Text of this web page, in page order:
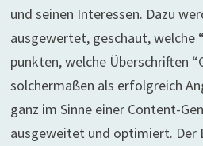
und seinen Interessen. Dazu
ausgewertet, geschaut, welche
punkten, welche Überschriften
solchermaßen als erfolgreich
ganz im Sinne einer Content-
ausgeweitet und optimiert. Der